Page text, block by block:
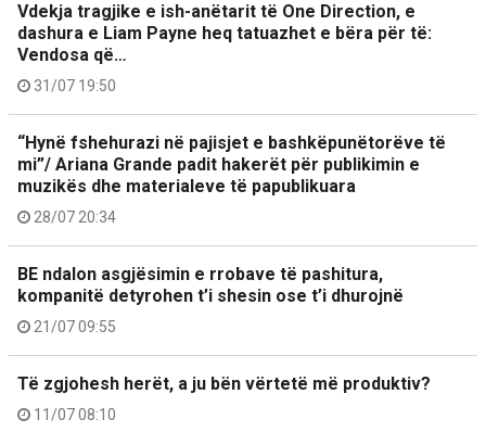
Vdekja tragjike e ish-anëtarit të One Direction, e
dashura e Liam Payne heq tatuazhet e bëra për të:
Vendosa që…
31/07 19:50
“Hynë fshehurazi në pajisjet e bashkëpunëtorëve të
mi”/ Ariana Grande padit hakerët për publikimin e
muzikës dhe materialeve të papublikuara
28/07 20:34
BE ndalon asgjësimin e rrobave të pashitura,
kompanitë detyrohen t’i shesin ose t’i dhurojnë
21/07 09:55
Të zgjohesh herët, a ju bën vërtetë më produktiv?
11/07 08:10